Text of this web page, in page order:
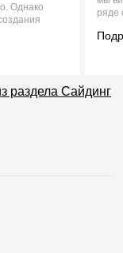
Однако
ряде
раздела Сайдинг